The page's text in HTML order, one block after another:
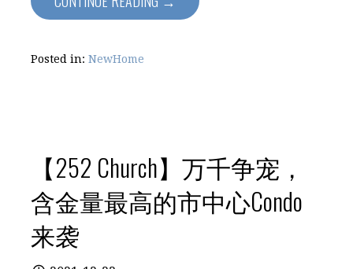
Posted in: NewHome
【252 Church】万千争宠，
含金量最高的市中心Condo
来袭